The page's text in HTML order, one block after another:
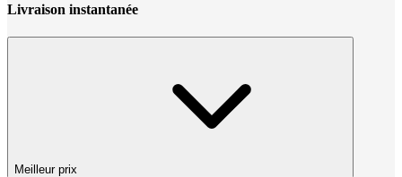
Livraison instantanée
Meilleur prix